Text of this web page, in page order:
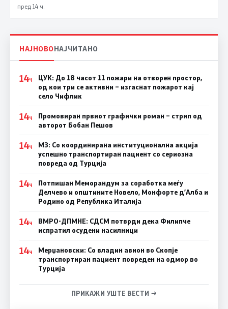
пред 14 ч.
НАЈНОВОНАЈЧИТАНО
14Ч
ЦУК: До 18 часот 11 пожари на отворен простор,
од кои три се активни – изгаснат пожарот кај
село Чифлик
14Ч
Промовиран првиот графички роман – стрип од
авторот Бобан Пешов
14Ч
МЗ: Со координирана институционална акција
успешно транспортиран пациент со сериозна
повреда од Турција
14Ч
Потпишан Меморандум за соработка меѓу
Делчево и општините Новело, Монфорте д’Алба и
Родино од Република Италија
14Ч
ВМРО-ДПМНЕ: СДСM потврди дека Филипче
испратил осудени насилници
14Ч
Мерџановски: Со владин авион во Скопје
транспортиран пациент повреден на одмор во
Турција
ПРИКАЖИ УШТЕ ВЕСТИ →